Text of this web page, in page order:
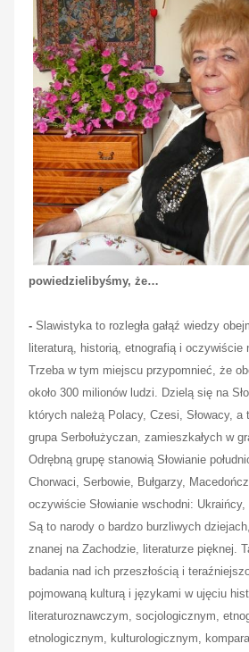
powiedzielibyśmy, że…
- Slawistyka to rozległa gałąź wiedzy
literaturą, historią, etnografią i oczywiście
Trzeba w tym miejscu przypomnieć, że
około 300 milionów ludzi. Dzielą się na
których należą Polacy, Czesi, Słowacy, a
grupa Serbołużyczan, zamieszkałych w
Odrębną grupę stanowią Słowianie
Chorwaci, Serbowie, Bułgarzy,
oczywiście Słowianie wschodni: Ukraińcy,
Są to narody o bardzo burzliwych
znanej na Zachodzie, literaturze pięknej.
badania nad ich przeszłością i
pojmowaną kulturą i językami w ujęciu
literaturoznawczym, socjologicznym,
etnologicznym, kulturologicznym,